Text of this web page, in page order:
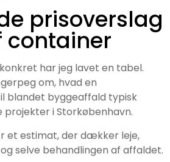
prisoverslag
container
har jeg lavet en tabel.
om, hvad en
blandet byggeaffald typisk
i Storkøbenhavn.
et estimat, der dækker leje,
selve behandlingen af affaldet.